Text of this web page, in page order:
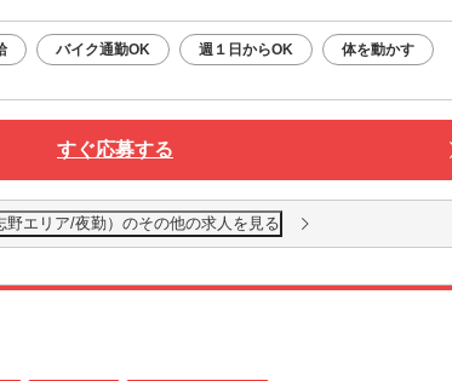
バイク通勤OK 週１日からOK 体を動かす
すぐ応募する
エリア/夜勤）のその他の求人を見る